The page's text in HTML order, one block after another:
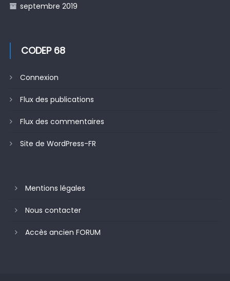
septembre 2019
CODEP 68
Connexion
Flux des publications
Flux des commentaires
Site de WordPress-FR
Mentions légales
Nous contacter
Accès ancien FORUM